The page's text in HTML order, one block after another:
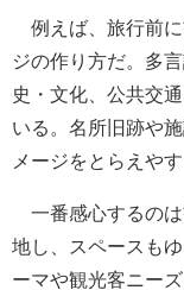
例えば、旅行前に
ジの作り方だ。多
史・文化、公共交
いる。名所旧跡や
メージをとらえや
一番感心するのは
地し、スペースも
ーマや観光客ニー